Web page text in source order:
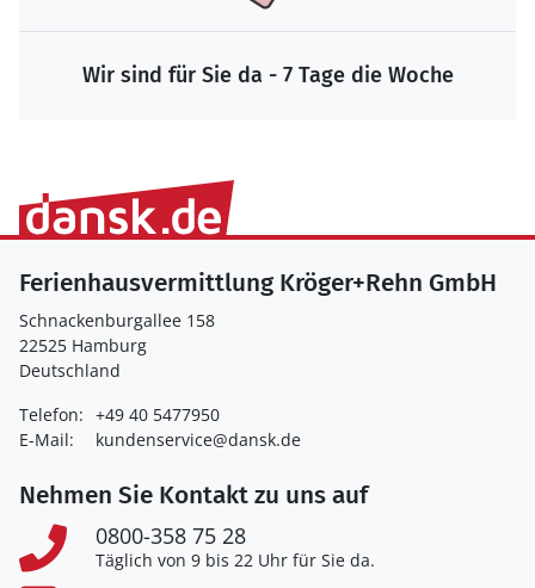
Wir sind für Sie da - 7 Tage die Woche
Ferienhausvermittlung Kröger+Rehn GmbH
Schnackenburgallee 158
22525 Hamburg
Deutschland
Telefon: +49 40 5477950
E-Mail:
kundenservice@dansk.de
Nehmen Sie Kontakt zu uns auf
0800-358 75 28
Täglich von 9 bis 22 Uhr für Sie da.